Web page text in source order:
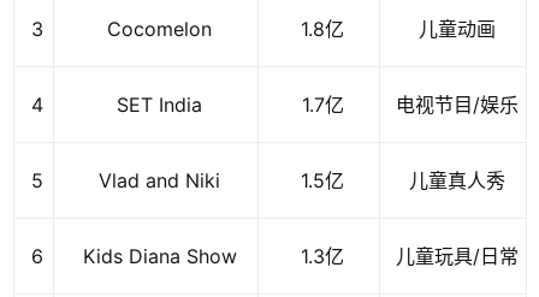
3 Cocomelon 1.8亿 儿童动画
4 SET India 1.7亿 电视节目/娱乐
5 Vlad and Niki 1.5亿 儿童真人秀
6 Kids Diana Show 1.3亿 儿童玩具/日常